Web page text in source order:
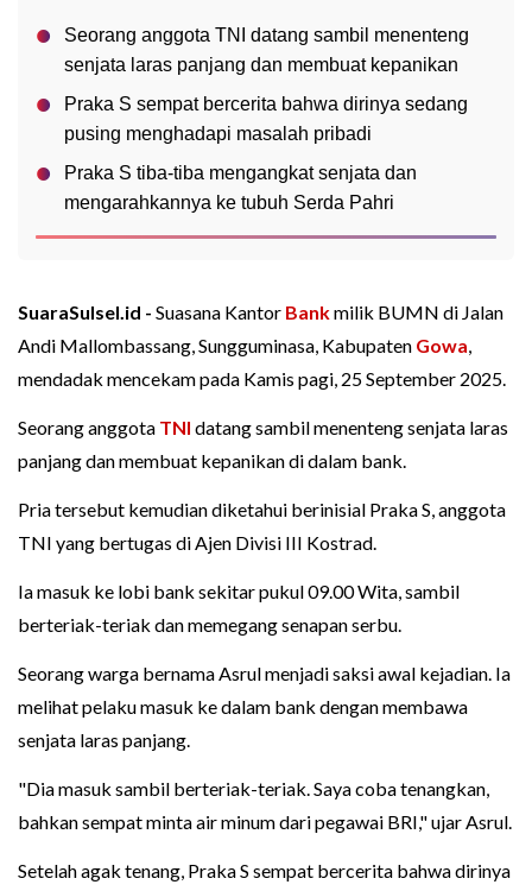
Seorang anggota TNI datang sambil menenteng
senjata laras panjang dan membuat kepanikan
Praka S sempat bercerita bahwa dirinya sedang
pusing menghadapi masalah pribadi
Praka S tiba-tiba mengangkat senjata dan
mengarahkannya ke tubuh Serda Pahri
SuaraSulsel.id - Suasana Kantor Bankmilik BUMN di Jalan
Andi Mallombassang, Sungguminasa, Kabupaten Gowa,
mendadak mencekam pada Kamis pagi, 25 September 2025.
Seorang anggota TNI datang sambil menenteng senjata laras
panjang dan membuat kepanikan di dalam bank.
Pria tersebut kemudian diketahui berinisial Praka S, anggota
TNI yang bertugas di Ajen Divisi III Kostrad.
Ia masuk ke lobi bank sekitar pukul 09.00 Wita, sambil
berteriak-teriak dan memegang senapan serbu.
Seorang warga bernama Asrul menjadi saksi awal kejadian. Ia
melihat pelaku masuk ke dalam bank dengan membawa
senjata laras panjang.
"Dia masuk sambil berteriak-teriak. Saya coba tenangkan,
bahkan sempat minta air minum dari pegawai BRI," ujar Asrul.
Setelah agak tenang, Praka S sempat bercerita bahwa dirinya